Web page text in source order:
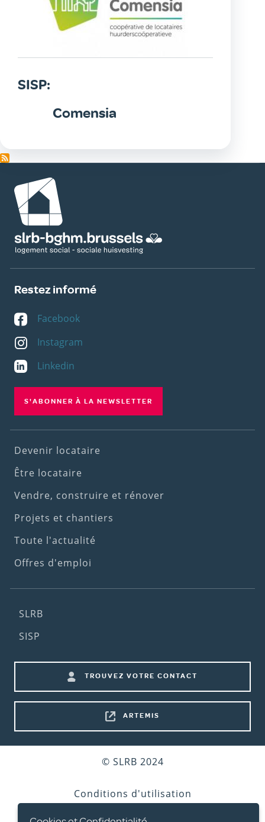
SISP:
Comensia
Image
Restez informé
Facebook
Instagram
Linkedin
S'ABONNER À LA NEWSLETTER
Footer
(1st
menu)
Devenir locataire
Être locataire
Vendre, construire et rénover
Projets et chantiers
Toute l'actualité
Offres d'emploi
Footer
(2nd
SLRB
SISP
Footer
shortcuts
TROUVEZ VOTRE CONTACT
ARTEMIS
© SLRB 2024
Conditions d'utilisation